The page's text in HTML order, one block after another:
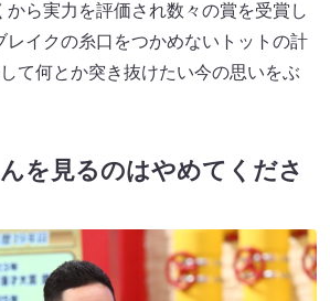
から実力を評価され数々の賞を受賞し
レイクの糸口をつかめないトットの計
て何とか突き抜けたい今の思いをぶ
んを見るのはやめてくださ